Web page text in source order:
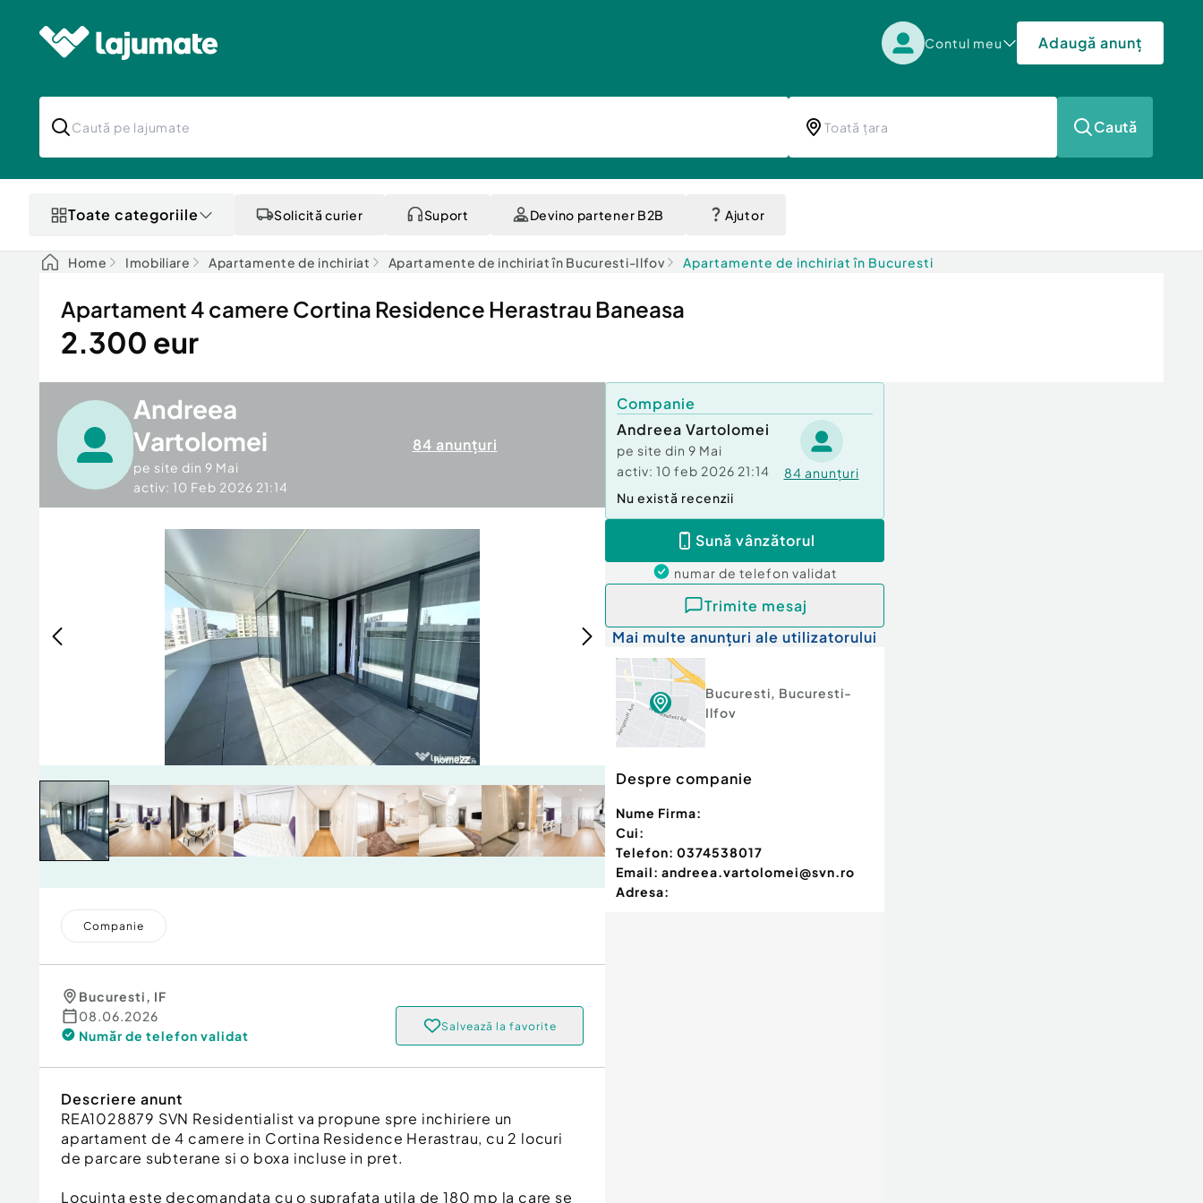
Contul meu Adaugă anunț
Caută
Toate categoriile Solicită curier Suport Devino partener B2B Ajutor
Home Imobiliare Apartamente de inchiriat Apartamente de inchiriat în Bucuresti-Ilfov Apartamente de inchiriat în Bucuresti
Apartament 4 camere Cortina Residence Herastrau Baneasa
2.300 eur
Andreea
Vartolomei
pe site din 9 Mai
activ: 10 Feb 2026 21:14
84 anunțuri
Companie
Bucuresti, IF
08.06.2026
Număr de telefon validat
Salvează la favorite
Descriere anunt
REA1028879 SVN Residentialist va propune spre inchiriere un
apartament de 4 camere in Cortina Residence Herastrau, cu 2 locuri
de parcare subterane si o boxa incluse in pret.
Locuinta este decomandata cu o suprafata utila de 180 mp la care se
Companie
Andreea Vartolomei
pe site din 9 Mai
activ: 10 feb 2026 21:14 84 anunțuri
Nu există recenzii
Sună vânzătorul
numar de telefon validat
Trimite mesaj
Mai multe anunțuri ale utilizatorului
Bucuresti, Bucuresti-
Ilfov
Despre companie
Nume Firma:
Cui:
Telefon: 0374538017
Email: andreea.vartolomei@svn.ro
Adresa: